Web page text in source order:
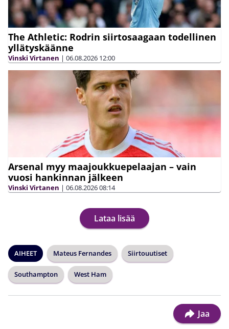
The Athletic: Rodrin siirtosaagaan todellinen
yllätyskäänne
Vinski Virtanen | 06.08.2026 12:00
Arsenal myy maajoukkuepelaajan – vain
vuosi hankinnan jälkeen
Vinski Virtanen | 06.08.202608:14
Lataa lisää
AIHEET Mateus Fernandes Siirtouutiset
Southampton West Ham
Jaa